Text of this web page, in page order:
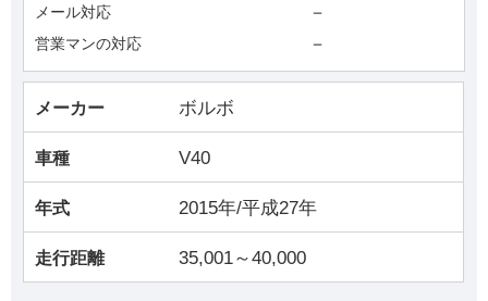
メール対応 －
営業マンの対応 －
メーカー ボルボ
車種 V40
年式 2015年/平成27年
走行距離 35,001～40,000